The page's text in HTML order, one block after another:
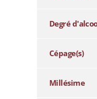
Degré
Cépage(s)
Millésime